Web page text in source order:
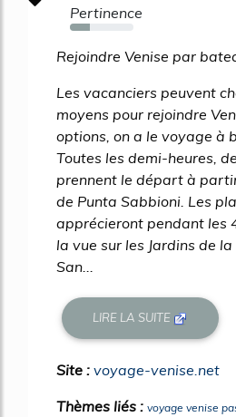
Pertinence
32%
Rejoindre Venise par
Les vacanciers peuvent
moyens pour rejoindre
options, on a le voyage à
Toutes les demi-heures,
prennent le départ à
de Punta Sabbioni. Les
apprécieront pendant les
la vue sur les Jardins de
San...
LIRE LA SUITE
Site : voyage-venise.net
Thèmes liés : voyage venise